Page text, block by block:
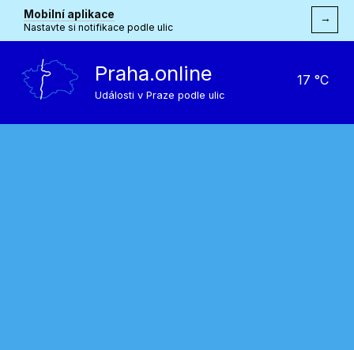
Mobilní aplikace
Nastavte si notifikace podle ulic
→
Praha.online
Události v Praze podle ulic
17 °C